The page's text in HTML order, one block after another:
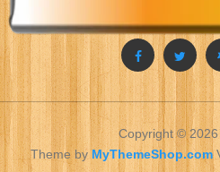
Copyright © 2026
Theme by MyThemeShop.com